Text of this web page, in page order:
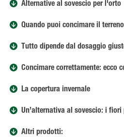
Alternative al sovescio per l'orto
Quando puoi concimare il
Tutto dipende dal dosaggio
Concimare correttamente: ecco
La copertura invernale
Un’alternativa al sovescio: i fiori
Altri prodotti: